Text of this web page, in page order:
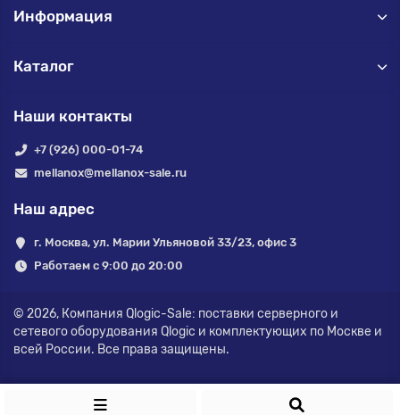
Информация
Каталог
Наши контакты
+7 (926) 000-01-74
mellanox@mellanox-sale.ru
Наш адрес
г. Москва, ул. Марии Ульяновой 33/23, офис 3
Работаем с 9:00 до 20:00
© 2026, Компания Qlogic-Sale: поставки серверного и
сетевого оборудования Qlogic и комплектующих по Москве и
всей России. Все права защищены.